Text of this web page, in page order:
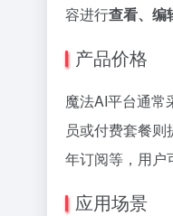
容进行查看、编
产品价格
魔法AI平台通常
员或付费套餐则
年订阅等，用户
应用场景